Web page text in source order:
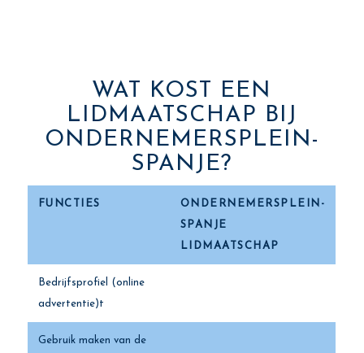
WAT KOST EEN
LIDMAATSCHAP BIJ
ONDERNEMERSPLEIN-
SPANJE?
FUNCTIES
ONDERNEMERSPLEIN-
SPANJE
LIDMAATSCHAP
Bedrijfsprofiel (online
advertentie)t
Gebruik maken van de